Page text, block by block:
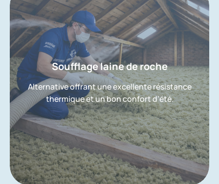
Soufflage laine de roche
Alternative offrant une excellente résistance
thermique et un bon confort d’été.